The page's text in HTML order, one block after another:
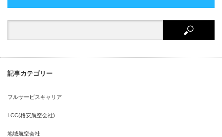
記事カテゴリー
フルサービスキャリア
LCC(格安航空会社)
地域航空会社